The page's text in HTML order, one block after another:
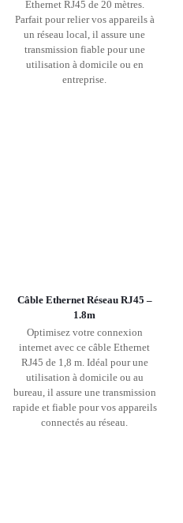
Ethernet RJ45 de 20 mètres.
Parfait pour relier vos appareils à
un réseau local, il assure une
transmission fiable pour une
utilisation à domicile ou en
entreprise.
Câble Ethernet Réseau RJ45 –
1.8m
Optimisez votre connexion
internet avec ce câble Ethernet
RJ45 de 1,8 m. Idéal pour une
utilisation à domicile ou au
bureau, il assure une transmission
rapide et fiable pour vos appareils
connectés au réseau.